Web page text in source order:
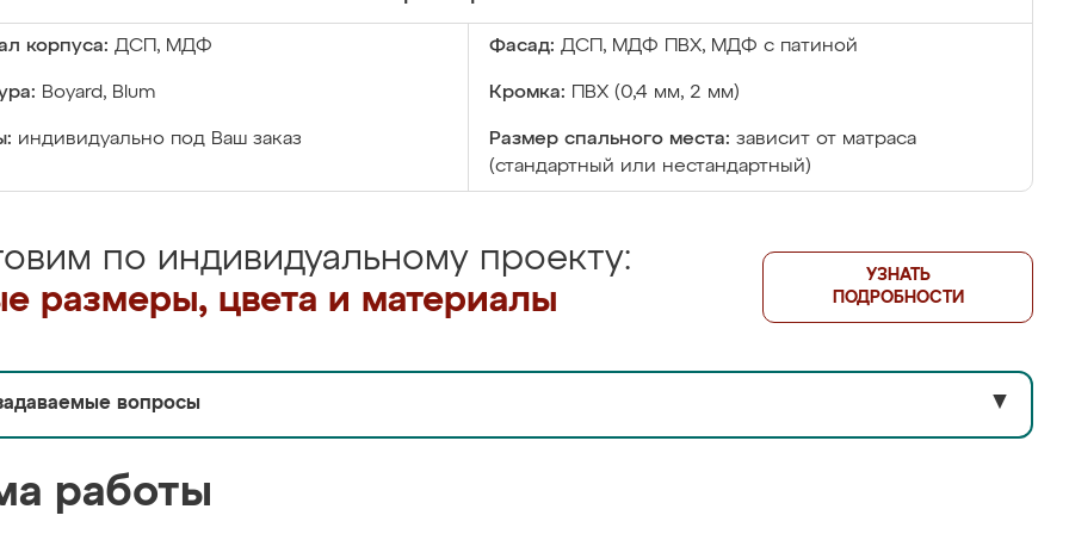
корпуса: ДСП, МДФ Фасад: ДСП, МДФ ПВХ, МДФ с патиной
Boyard, Blum Кромка: ПВХ (0,4 мм, 2 мм)
индивидуально под Ваш заказ Размер спального места: зависит от матраса
(стандартный или нестандартный)
по индивидуальному проекту:
размеры, цвета и материалы
УЗНАТЬ
ПОДРОБНОСТИ
вопросы ▼
работы